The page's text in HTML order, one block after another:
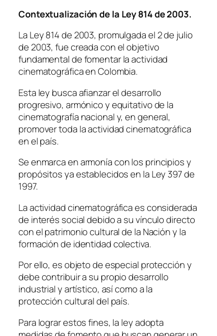
Contextualización de la Ley 814 de 2003.
La Ley 814 de 2003, promulgada el 2 de julio
de 2003, fue creada con el objetivo
fundamental de fomentar la actividad
cinematográfica en Colombia.
Esta ley busca afianzar el desarrollo
progresivo, armónico y equitativo de la
cinematografía nacional y, en general,
promover toda la actividad cinematográfica
en el país.
Se enmarca en armonía con los principios y
propósitos ya establecidos en la Ley 397 de
1997.
La actividad cinematográfica es considerada
de interés social debido a su vínculo directo
con el patrimonio cultural de la Nación y la
formación de identidad colectiva.
Por ello, es objeto de especial protección y
debe contribuir a su propio desarrollo
industrial y artístico, así como a la
protección cultural del país.
Para lograr estos fines, la ley adopta